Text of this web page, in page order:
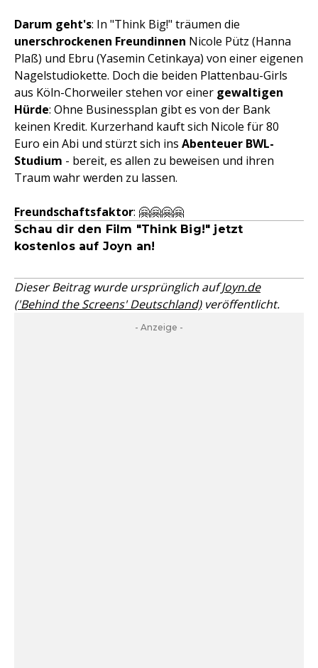
Darum geht's: In "Think Big!" träumen die
unerschrockenen Freundinnen Nicole Pütz (Hanna
Plaß) und Ebru (Yasemin Cetinkaya) von einer eigenen
Nagelstudiokette. Doch die beiden Plattenbau-Girls
aus Köln-Chorweiler stehen vor einer gewaltigen
Hürde: Ohne Businessplan gibt es von der Bank
keinen Kredit. Kurzerhand kauft sich Nicole für 80
Euro ein Abi und stürzt sich ins Abenteuer BWL-
Studium - bereit, es allen zu beweisen und ihren
Traum wahr werden zu lassen.
Freundschaftsfaktor: 🤗🤗🤗🤗
Schau dir den Film "Think Big!" jetzt
kostenlos auf Joyn an!
Dieser Beitrag wurde ursprünglich aufJoyn.de
('Behind the Screens' Deutschland)veröffentlicht.
- Anzeige -